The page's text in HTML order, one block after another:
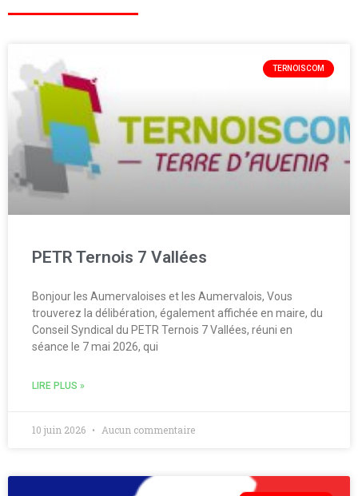
TERNOISCOM
PETR Ternois 7 Vallées
Bonjour les Aumervaloises et les Aumervalois, Vous
trouverez la délibération, également affichée en maire, du
Conseil Syndical du PETR Ternois 7 Vallées, réuni en
séance le 7 mai 2026, qui
LIRE PLUS »
10 juin 2026 Aucun commentaire